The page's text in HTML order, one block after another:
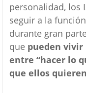
personalidad, los
seguir a la
durante gran
que pueden
entre “hacer lo
que ellos